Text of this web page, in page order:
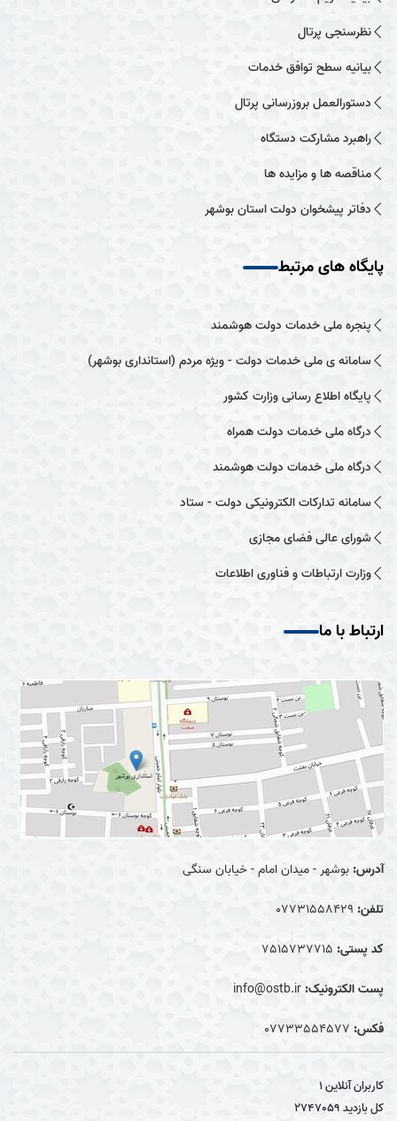
نظرسنجی پرتال
بیانیه سطح توافق خدمات
دستورالعمل بروزرسانی پرتال
راهبرد مشارکت دستگاه
مناقصه ها و مزایده ها
دفاتر پیشخوان دولت استان بوشهر
پایگاه های مرتبط
پنجره ملی خدمات دولت هوشمند
سامانه ی ملی خدمات دولت - ویژه مردم (استانداری بوشهر)
پایگاه اطلاع رسانی وزارت کشور
درگاه ملی خدمات دولت همراه
درگاه ملی خدمات دولت هوشمند
سامانه تدارکات الکترونیکی دولت - ستاد
شورای عالی فضای مجازی
وزارت ارتباطات و فناوری اطلاعات
ارتباط با ما
آدرس: بوشهر - میدان امام - خیابان سنگی
تلفن: 07731558429
کد پستی: 7515737715
پست الکترونیک: info@ostb.ir
فکس: 07733554577
کاربران آنلاین1
کل بازدید2747059